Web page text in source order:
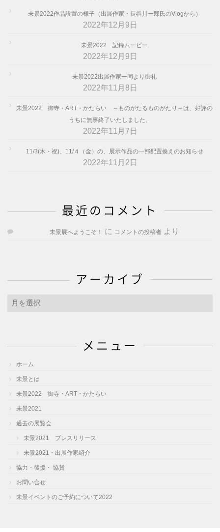
未景2022作品設置の様子（出展作家・長谷川一郎氏のVlogから）
2022年12月9日
未景2022 記録ムービー
2022年12月9日
未景2022出展作家一同より御礼
2022年11月8日
未景2022 御寺・ART・かたらい ～ものがたるものがたり～は、好評の
うちに無事終了いたしました。
2022年11月7日
11/3(木・祝)、11/４（金）の、展示作品の一部配置換えのお知らせ
2022年11月2日
最近のコメント
未景展へようこそ！ に コメントの投稿者 より
アーカイブ
ア
ブ
メニュー
ホーム
未景とは
未景2022 御寺・ART・かたらい
未景2021
過去の展覧会
未景2021 プレスリリース
未景2021・出展作家紹介
協力・後援・ 協賛
お問い合せ
未景イベントのご予約について2022